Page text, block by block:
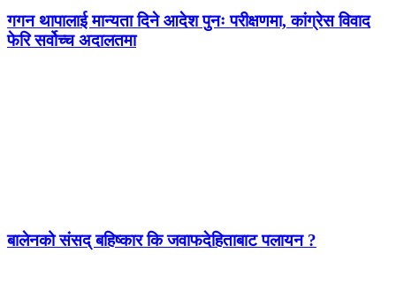
गगन थापालाई मान्यता दिने आदेश पुनः परीक्षणमा, कांग्रेस विवाद
फेरि सर्वोच्च अदालतमा
बालेनको संसद् बहिष्कार कि जवाफदेहिताबाट पलायन ?